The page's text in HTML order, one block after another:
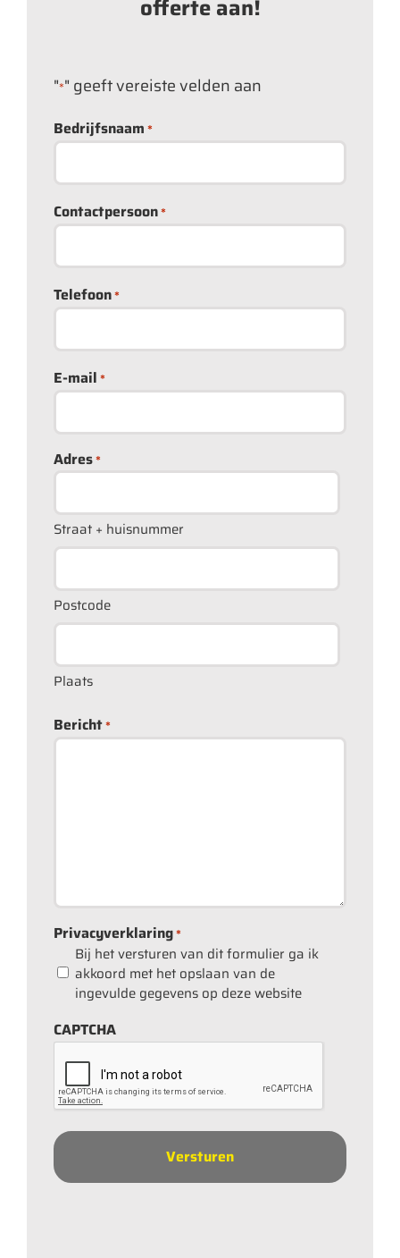
offerte aan!
"*" geeft vereiste velden aan
Bedrijfsnaam *
Contactpersoon*
Telefoon*
E-mail *
Adres*
Straat + huisnummer
Postcode
Plaats
Bericht*
Privacyverklaring*
Bij het versturen van dit formulier ga ik
akkoord met het opslaan van de
ingevulde gegevens op deze website
CAPTCHA